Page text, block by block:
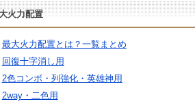
火力配置
最大火力配置とは？一覧まとめ
回復十字消し用
2色コンボ・列強化・英雄神用
2way・二色用